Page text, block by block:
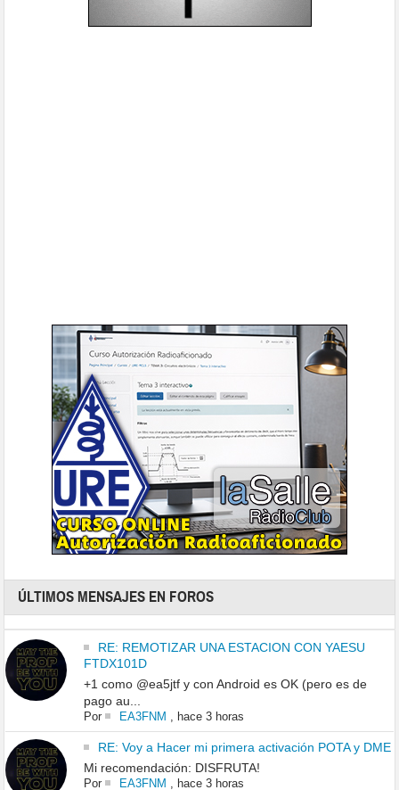
ÚLTIMOS MENSAJES EN FOROS
RE: REMOTIZAR UNA ESTACION CON YAESU
FTDX101D
+1 como @ea5jtf y con Android es OK (pero es de
pago au...
Por EA3FNM hace 3 horas
RE: Voy a Hacer mi primera activación POTA y DME
Mi recomendación: DISFRUTA!
Por EA3FNM hace 3 horas